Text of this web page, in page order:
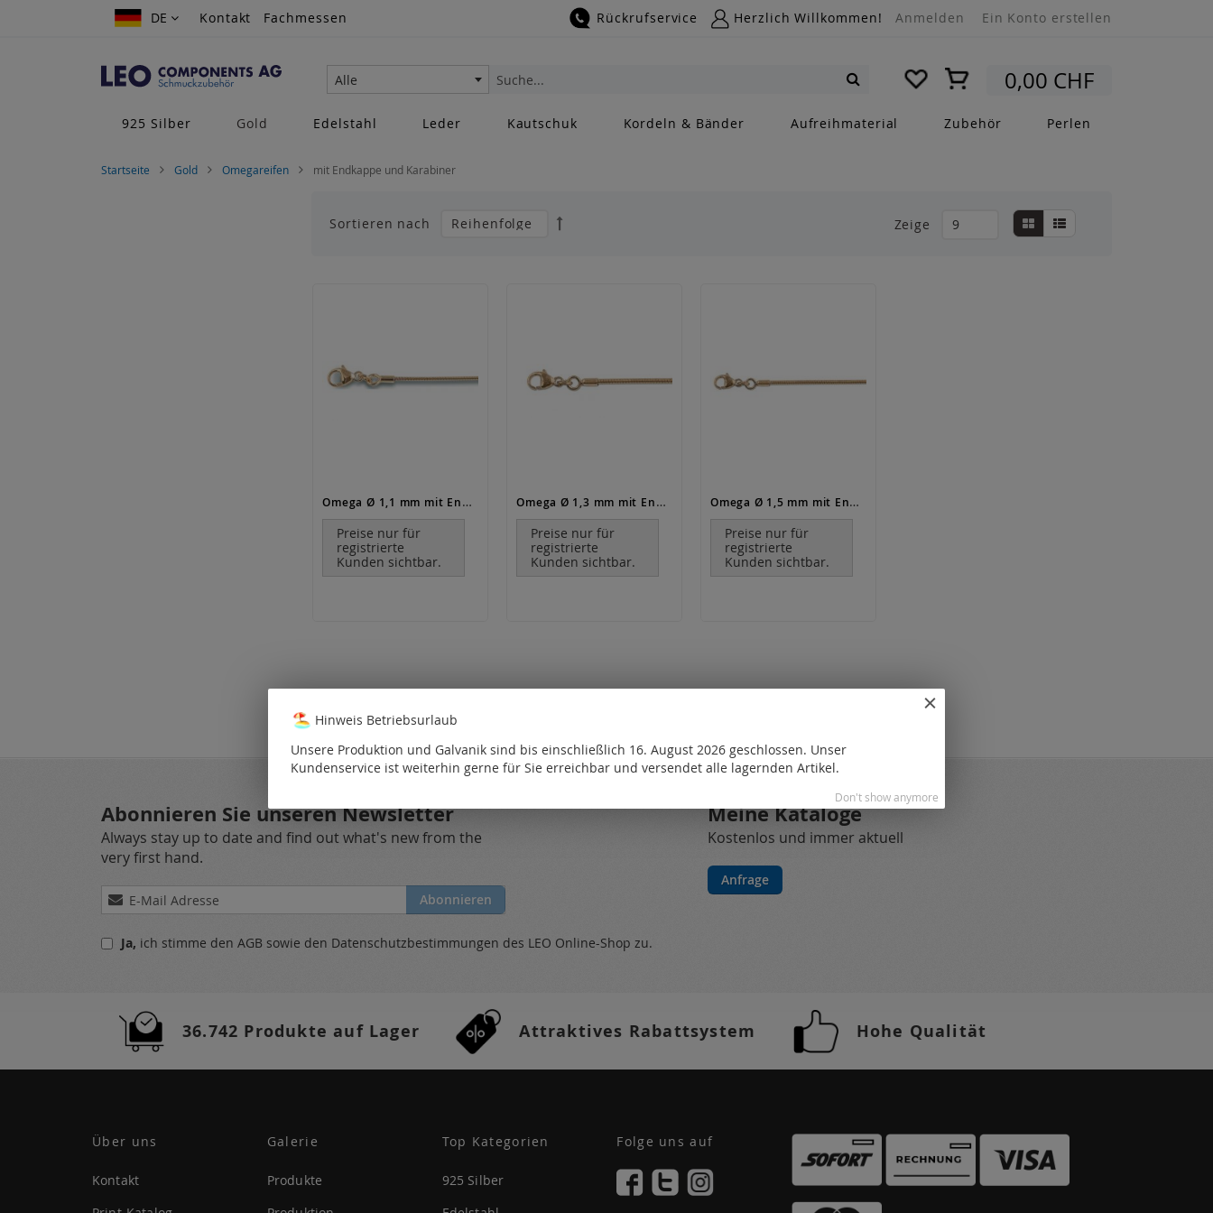
Zum
DE
DE Kontakt Fachmessen Rückrufservice Herzlich Willkommen! Anmelden Ein Konto erstellen
Mein Warenkorb0,00 CHF
Alle
Suche
925 Silber
Gold Edelstahl Leder Kautschuk Kordeln & Bänder Aufreihmaterial Zubehör Perlen
Startseite Gold Omegareifen mit Endkappe und Karabiner
Anzeigen
Liste Liste
Zeige
Sortieren nach
Omega Ø 1,1 mm mit Endkappe und Karabiner / Gold
Preise nur für
registrierte
Kunden sichtbar.
Omega Ø 1,3 mm mit Endkappe und Karabiner / Gold
Preise nur für
registrierte
Kunden sichtbar.
Omega Ø 1,5 mm mit Endkappe und Karabiner / Gold
Preise nur für
registrierte
Kunden sichtbar.
Abonnieren Sie unseren Newsletter
Always stay up to date and find out what's new from the
very first hand.
Melden
Sie
für
Abonnieren
Meine Kataloge
Kostenlos und immer aktuell
Anfrage
Ja, ich stimme den AGB sowie den Datenschutzbestimmungen des LEO Online-Shop zu.
36.742 Produkte auf Lager Attraktives Rabattsystem Hohe Qualität
Über uns
Kontakt
Galerie
Produkte
Top Kategorien
925 Silber
Folge uns auf
Hinweis Betriebsurlaub
Unsere Produktion und Galvanik sind bis einschließlich 16. August 2026 geschlossen. Unser
Kundenservice ist weiterhin gerne für Sie erreichbar und versendet alle lagernden Artikel.
Don't show anymore